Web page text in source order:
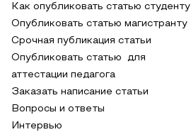
Как опубликовать статью студенту
Опубликовать статью магистранту
Срочная публикация статьи
Опубликовать статью для
аттестации педагога
Заказать написание статьи
Вопросы и ответы
Интервью